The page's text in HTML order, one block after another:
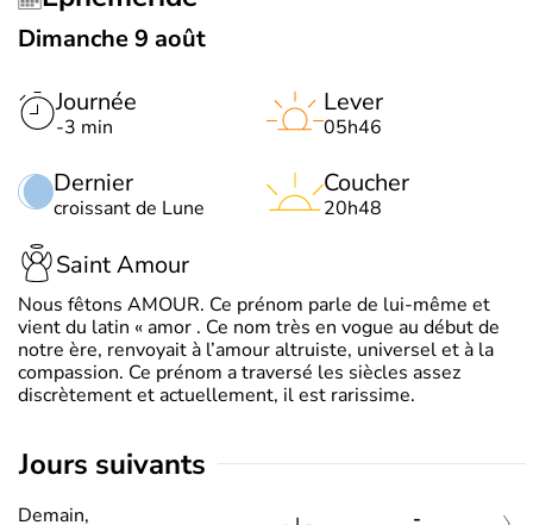
Dimanche 9 août
Journée
-3 min
Dernier
croissant de Lune
Lever
05h46
Coucher
20h48
Saint Amour
Nous fêtons AMOUR. Ce prénom parle de lui-même et
vient du latin « amor . Ce nom très en vogue au début de
notre ère, renvoyait à l’amour altruiste, universel et à la
compassion. Ce prénom a traversé les siècles assez
discrètement et actuellement, il est rarissime.
jours suivants
Demain,
-